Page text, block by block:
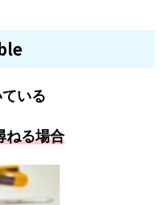
いる
ねる場合